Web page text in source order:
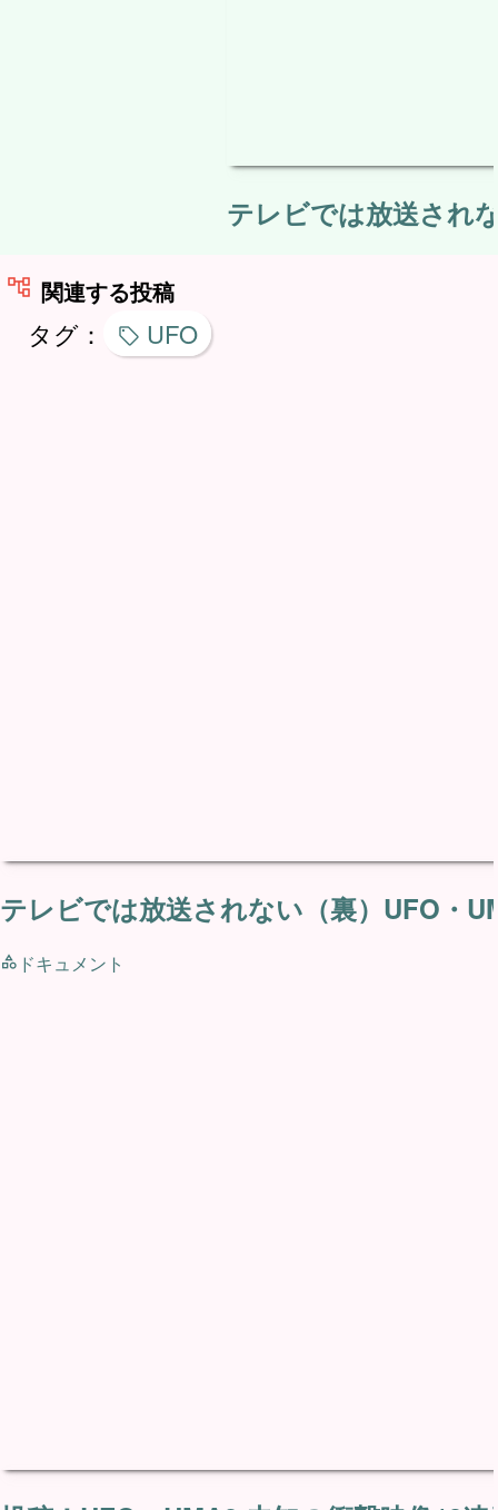
テレビでは放送され
関連する投稿
タグ： UFO
テレビでは放送されない（裏）UFO・
ドキュメント